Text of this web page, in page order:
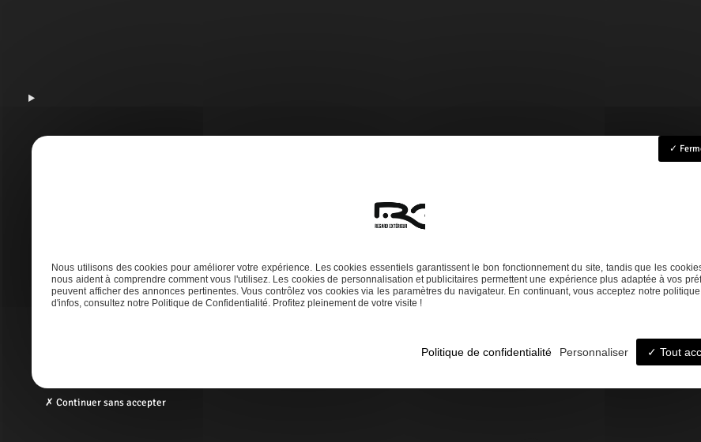
AccueilRénovation
Adresse Téléphone
Nous utilisons des cookies pour améliorer votre expérience. Les cookies essentiels garantissent le bon fonctionnement du site, tandis que les
nous aident à comprendre comment vous l'utilisez. Les cookies de personnalisation et publicitaires permettent une expérience plus adaptée à vos
peuvent afficher des annonces pertinentes. Vous contrôlez vos cookies via les paramètres du navigateur. En continuant, vous acceptez notre
d'infos, consultez notre Politique de Confidentialité. Profitez pleinement de votre visite !
Tout
Personnaliser
Politique de confidentialité
Continuer sans accepter